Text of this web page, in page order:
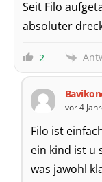
Seit Filo
absoluter
2
vor 4
Filo ist
ein kind ist u
was jawohl